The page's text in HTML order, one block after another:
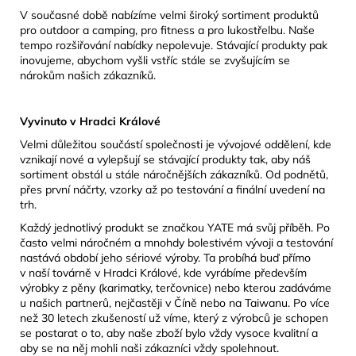
V současné době nabízíme velmi široký sortiment produktů
pro outdoor a camping, pro fitness a pro lukostřelbu. Naše
tempo rozšiřování nabídky nepolevuje. Stávající produkty pak
inovujeme, abychom vyšli vstříc stále se zvyšujícím se
nárokům našich zákazníků.
Vyvinuto v Hradci Králové
Velmi důležitou součástí společnosti je vývojové oddělení, kde
vznikají nové a vylepšují se stávající produkty tak, aby náš
sortiment obstál u stále náročnějších zákazníků. Od podnětů,
přes první náčrty, vzorky až po testování a finální uvedení na
trh.
Každý jednotlivý produkt se značkou YATE má svůj příběh. Po
často velmi náročném a mnohdy bolestivém vývoji a testování
nastává období jeho sériové výroby. Ta probíhá buď přímo
v naší továrně v Hradci Králové, kde vyrábíme především
výrobky z pěny (karimatky, terčovnice) nebo kterou zadáváme
u našich partnerů, nejčastěji v Číně nebo na Taiwanu. Po více
než 30 letech zkušeností už víme, který z výrobců je schopen
se postarat o to, aby naše zboží bylo vždy vysoce kvalitní a
aby se na něj mohli naši zákazníci vždy spolehnout.